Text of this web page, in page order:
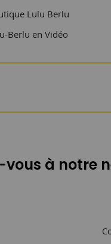
Lulu Berlu
Berlu en Vidéo
vous à notre